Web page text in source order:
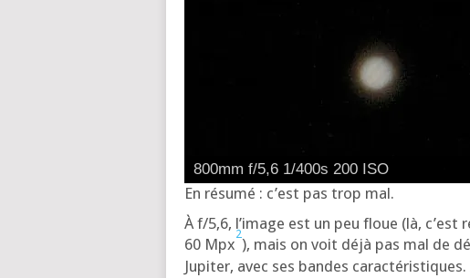
800mm f/5,6 1/400s 200 ISO
En résu­mé : c’est pas trop mal.
À f/5,6, l’i­mage est un peu floue (là, c’est
60 Mpx
2
), mais on voit déjà pas mal de
Jupi­ter, avec ses bandes